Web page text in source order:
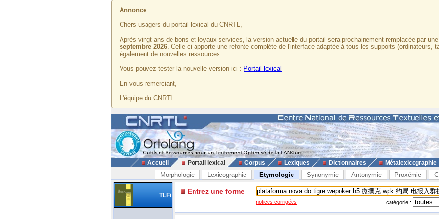
Annonce
Chers usagers du portail lexical du CNRTL,
Après vingt ans de bons et loyaux services, la version actuelle du portail sera prochainement remplacée par
septembre 2026. Celle-ci apporte une refonte complète de l'interface adaptée à tous les supports (ordinateurs,
également de nouvelles ressources.
Vous pouvez tester la nouvelle version ici : Portail lexical
En vous remerciant,
L'équipe du CNRTL
Accueil Portail lexical Corpus Lexiques Dictionnaires Métalexicographie
Morphologie Lexicographie Etymologie Synonymie Antonymie Proxémie
TLFi Entrez une forme
notices corrigées catégorie :